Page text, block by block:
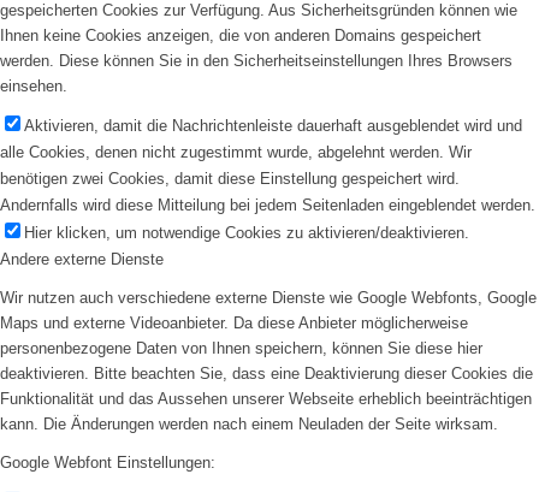
gespeicherten Cookies zur Verfügung. Aus Sicherheitsgründen können wie
Ihnen keine Cookies anzeigen, die von anderen Domains gespeichert
werden. Diese können Sie in den Sicherheitseinstellungen Ihres Browsers
einsehen.
Aktivieren, damit die Nachrichtenleiste dauerhaft ausgeblendet wird und
alle Cookies, denen nicht zugestimmt wurde, abgelehnt werden. Wir
benötigen zwei Cookies, damit diese Einstellung gespeichert wird.
Andernfalls wird diese Mitteilung bei jedem Seitenladen eingeblendet werden.
Hier klicken, um notwendige Cookies zu aktivieren/deaktivieren.
Andere externe Dienste
Wir nutzen auch verschiedene externe Dienste wie Google Webfonts, Google
Maps und externe Videoanbieter. Da diese Anbieter möglicherweise
personenbezogene Daten von Ihnen speichern, können Sie diese hier
deaktivieren. Bitte beachten Sie, dass eine Deaktivierung dieser Cookies die
Funktionalität und das Aussehen unserer Webseite erheblich beeinträchtigen
kann. Die Änderungen werden nach einem Neuladen der Seite wirksam.
Google Webfont Einstellungen: